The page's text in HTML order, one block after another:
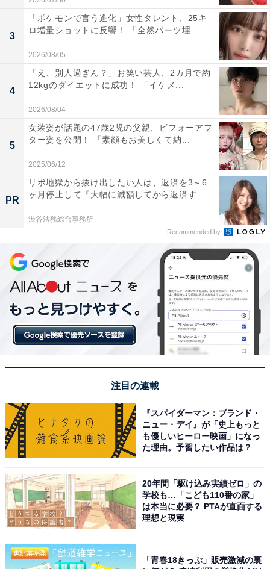
3
「ポケモンで言う進化」女性タレント、25キ
ロ増量ショットに反響！ 「全然パーツ埋...
2026/08/05
4
「え、別人過ぎん？」お笑い芸人、2カ月で約
12kgのダイエットに成功！ 「イケメ...
2026/08/04
5
女装姿が話題の47歳2児の父親、ビフォーアフ
ター姿を公開！ 「素顔もお美しくて納...
2025/06/12
PR
リボ地獄から抜け出したい人は、返済を3～6
ヶ月停止して『大幅に減額してから返済す...
渋谷法務総合事務所
Recommended by
注目の連載
『スパイダーマン：ブランド・
ニュー・デイ』が「史上もっと
も優しいヒーロー映画」になっ
た理由。予習したい作品は？
20年間「駆け込み実績ゼロ」の
学校も…「こども110番の家」
は本当に必要？ PTAが直面する
理想と現実
「青春18きっぷ」販売激減の裏